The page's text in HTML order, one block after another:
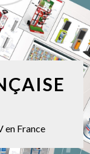
en France